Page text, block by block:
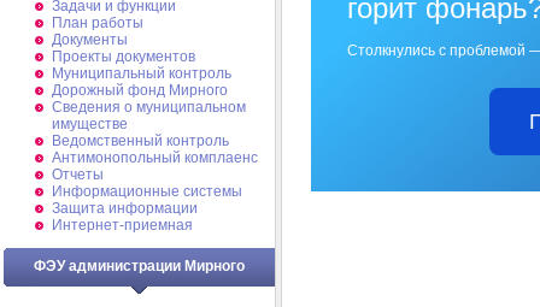
Задачи и функции
План работы
Документы
Проекты документов
Муниципальный контроль
Дорожный фонд Мирного
Cведения о муниципальном
имуществе
Ведомственный контроль
Антимонопольный комплаенс
Отчеты
Информационные системы
Защита информации
Интернет-приемная
ФЭУ администрации Мирного
горит
Столкнулись с проблемой